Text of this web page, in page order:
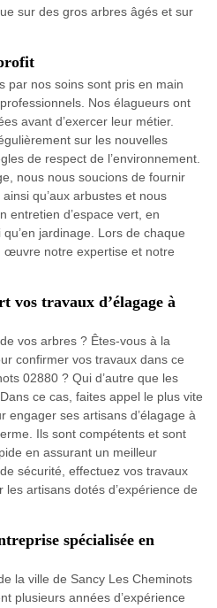
sur des gros arbres âgés et sur
par nos soins sont pris en main
Nos élagueurs ont
avant d’exercer leur métier.
sur les nouvelles
de respect de l’environnement.
nous nous soucions de fournir
qu’aux arbustes et nous
entretien d’espace vert, en
jardinage. Lors de chaque
œuvre notre expertise et notre
vos travaux d’élagage à
vos arbres ? Êtes-vous à la
confirmer vos travaux dans ce
02880 ? Qui d’autre que les
ce cas, faites appel le plus vite
engager ses artisans d’élagage à
Ils sont compétents et sont
en assurant un meilleur
sécurité, effectuez vos travaux
les artisans dotés d’expérience de
spécialisée en
la ville de Sancy Les Cheminots
plusieurs années d’expérience